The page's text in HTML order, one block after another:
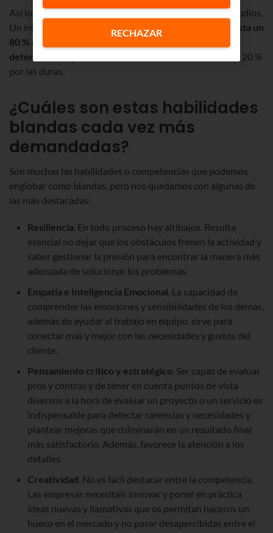
Así lo confirma la experiencia práctica y también los estudios.
Un informe de la Universidad de Harvard refleja que
hasta un
80 % de los logros en la carrera profesional están
determinados por las habilidades blandas
y tan solo un 20 %
por las duras.
¿Cuáles son estas habilidades
blandas cada vez más
demandadas?
Son muchas las habilidades o competencias que podemos
englobar como blandas, pero nos quedamos con algunas de
las más destacadas:
Resiliencia. En todo proceso hay altibajos. Resulta
esencial no dejar que los obstáculos frenen la actividad y
saber gestionar la presión para encontrar la manera más
adecuada de solucionar los problemas.
Empatía e Inteligencia Emocional. La capacidad de
comprender las emociones y sensibilidades de los demás,
además de ayudar al trabajo en equipo, sirve para
conectar más y mejor con las necesidades y gustos del
cliente.
Pensamiento crítico y estratégico. Ser capaz de evaluar
pros y contras y de tener en cuenta puntos de vista
diversos a la hora de evaluar un proyecto o un servicio es
indispensable para detectar carencias y necesidades y
plantear mejoras que culminarán en un resultado final
más satisfactorio. Además, favorece la atención a los
detalles.
Creatividad. No es fácil destacar entre la competencia.
Las empresas necesitáis innovar y poner en práctica
ideas nuevas y llamativas que os permitan haceros un
hueco en el mercado y no pasar desapercibidas entre el
RECHAZAR